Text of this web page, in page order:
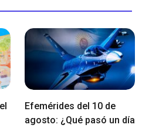
Efemérides del 10 de
agosto: ¿Qué pasó un día